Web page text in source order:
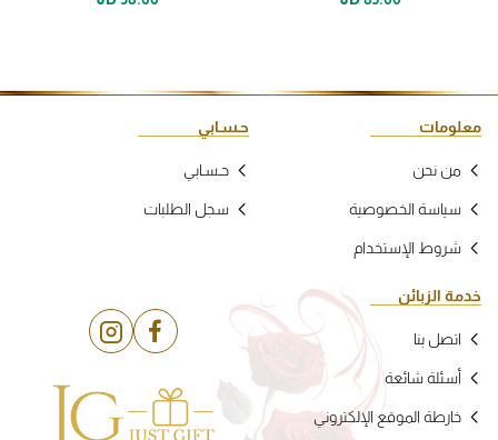
معلومات
من نحن
سياسة الخصوصية
شروط الإستخدام
حـسـابي
حـسـابي
سجل الطلبات
خدمة الزبائن
اتصل بنا
أسئلة شائعة
خارطة الموقع الإلكتروني